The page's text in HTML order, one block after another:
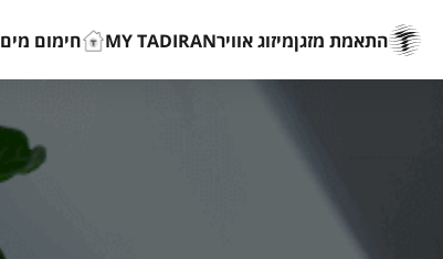
התאמת מזגןמיזוג אווירMY TADIRAN חימום מים